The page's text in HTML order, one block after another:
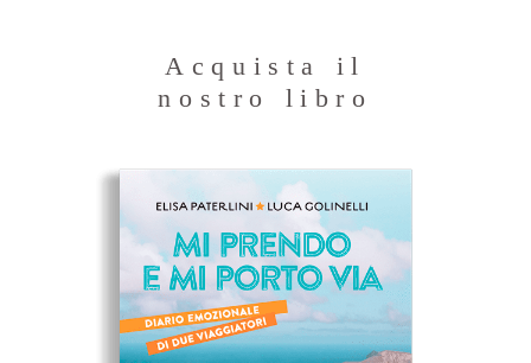
Acquista il
nostro libro